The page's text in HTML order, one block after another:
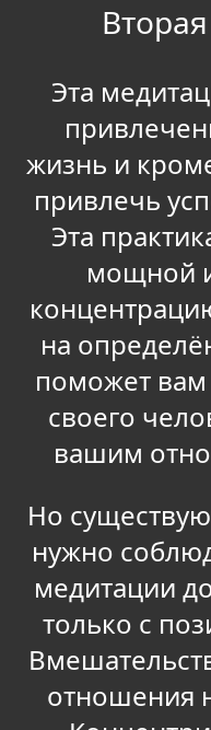
Эта
жизнь и
привлечь
Эта
мощной
на
поможет вам
своего
вашим
Но
нужно
медитации
только с
отношения